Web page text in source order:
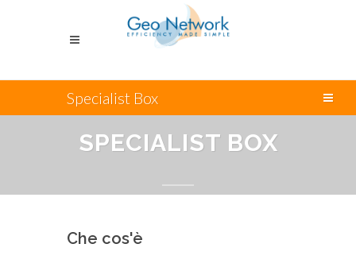
Specialist Box
SPECIALIST BOX
Che cos'è